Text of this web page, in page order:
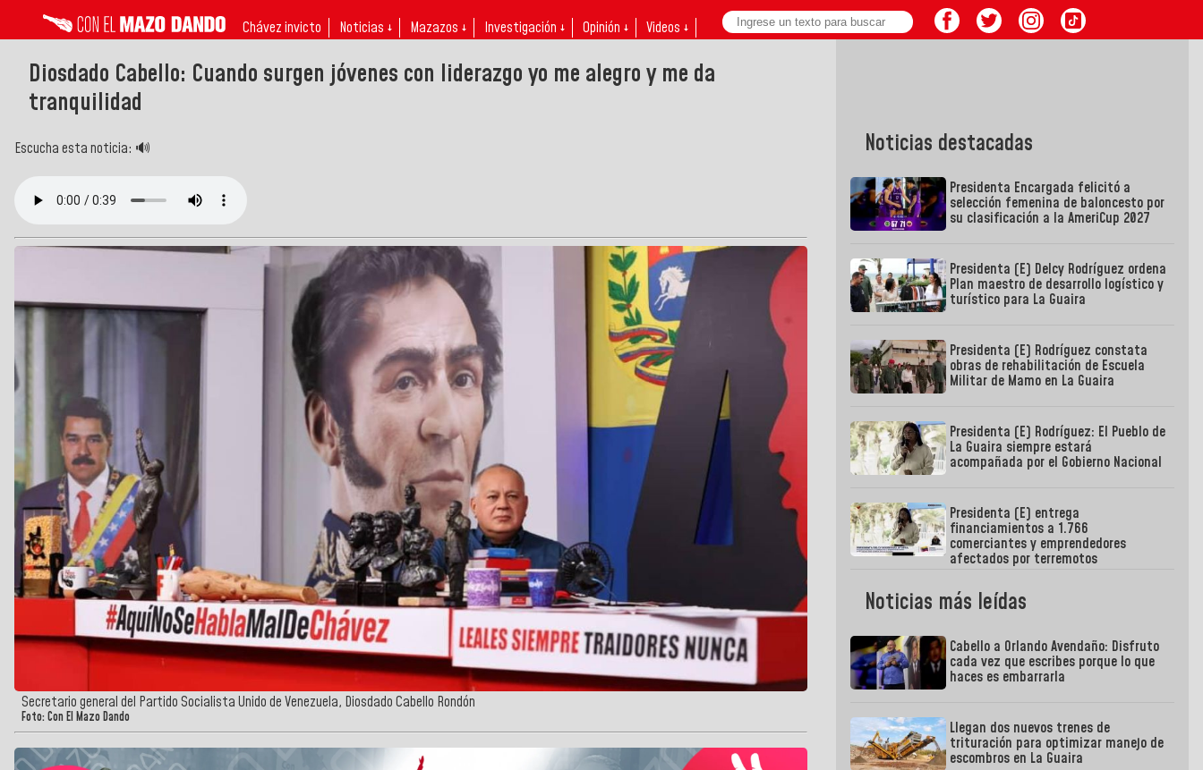
Chávez invicto Noticias ↓ Mazazos ↓ Investigación ↓ Opinión ↓ Videos ↓
Diosdado Cabello: Cuando surgen jóvenes con liderazgo yo me alegro y me da
tranquilidad
Escucha esta noticia: 🔊
Secretario general del Partido Socialista Unido de Venezuela, Diosdado Cabello Rondón
Foto: Con El Mazo Dando
Noticias destacadas
Presidenta Encargada felicitó a
selección femenina de baloncesto por
su clasificación a la AmeriCup 2027
Presidenta (E) Delcy Rodríguez ordena
Plan maestro de desarrollo logístico y
turístico para La Guaira
Presidenta (E) Rodríguez constata
obras de rehabilitación de Escuela
Militar de Mamo en La Guaira
Presidenta (E) Rodríguez: El Pueblo de
La Guaira siempre estará
acompañada por el Gobierno Nacional
Presidenta (E) entrega
financiamientos a 1.766
comerciantes y emprendedores
afectados por terremotos
Noticias más leídas
Cabello a Orlando Avendaño: Disfruto
cada vez que escribes porque lo que
haces es embarrarla
Llegan dos nuevos trenes de
trituración para optimizar manejo de
escombros en La Guaira